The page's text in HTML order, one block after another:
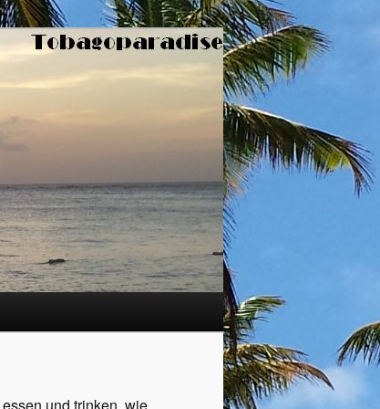
und trinken, wie